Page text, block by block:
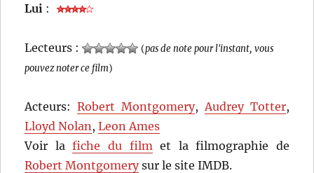
Lui :
Lecteurs : (pas de note pour l'instant, vous
pouvez noter ce film)
Acteurs:Robert Montgomery, Audrey Totter,
Lloyd Nolan ,Leon Ames
Voir lafiche du film et la filmographie de
Robert Montgomerysur le site IMDB.